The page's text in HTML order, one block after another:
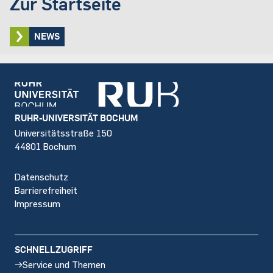
NEWS
Footer
RUHR-UNIVERSITÄT BOCHUM
Universitätsstraße 150
44801 Bochum
Datenschutz
Barrierefreiheit
Impressum
SCHNELLZUGRIFF
Service und Themen